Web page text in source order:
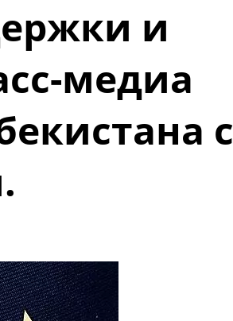
и
медиа
с